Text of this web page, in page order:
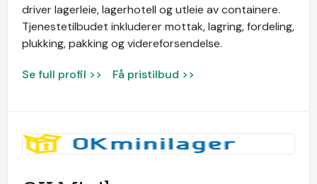
driver lagerleie, lagerhotell og utleie av containere.
Tjenestetilbudet inkluderer mottak, lagring, fordeling,
plukking, pakking og videreforsendelse.
Se full profil >> Få pristilbud >>